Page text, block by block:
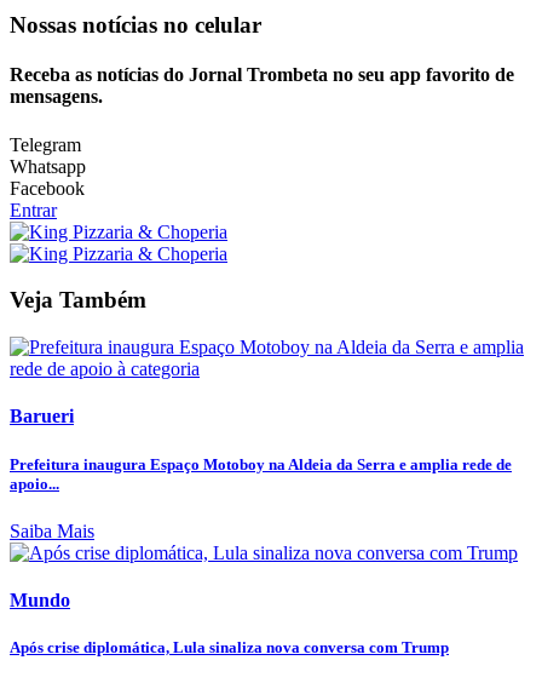
Nossas notícias no celular
Receba as notícias do Jornal Trombeta no seu app favorito de
mensagens.
Telegram
Whatsapp
Facebook
Entrar
Veja Também
Barueri
Prefeitura inaugura Espaço Motoboy na Aldeia da Serra e amplia rede de
apoio...
Saiba Mais
Mundo
Após crise diplomática, Lula sinaliza nova conversa com Trump